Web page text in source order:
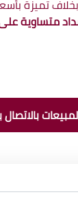
تميزة